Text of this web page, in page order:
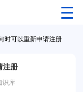
时可以重新申请注册
注册
识库